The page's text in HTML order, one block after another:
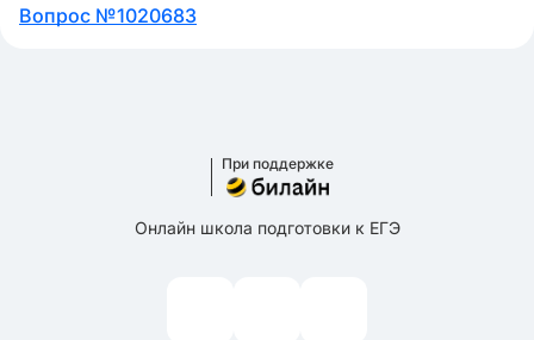
Вопрос №1020683
При поддержке
Онлайн школа подготовки к ЕГЭ